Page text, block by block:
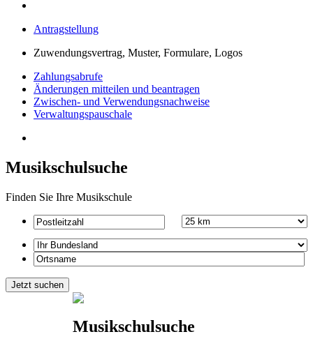
Antragstellung
Zuwendungsvertrag, Muster, Formulare, Logos
Zahlungsabrufe
Änderungen mitteilen und beantragen
Zwischen- und Verwendungsnachweise
Verwaltungspauschale
Musikschulsuche
Finden Sie Ihre Musikschule
Musikschulsuche